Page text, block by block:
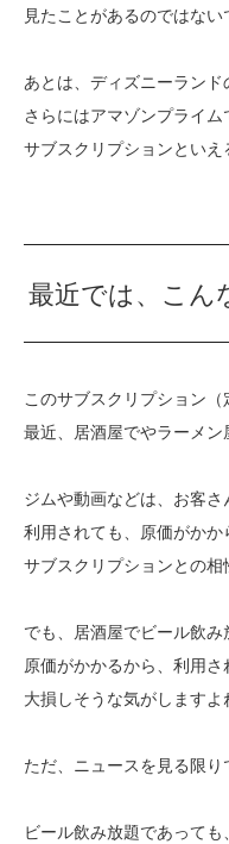
見たことがあるのではない
あとは、ディズニーランド
さらにはアマゾンプライム
サブスクリプションといえ
最近では、こん
このサブスクリプション
最近、居酒屋でやラーメン
ジムや動画などは、お客さ
利用されても、原価がかか
サブスクリプションとの相
でも、居酒屋でビール飲
原価がかかるから、利用さ
大損しそうな気がしますよ
ただ、ニュースを見る限り
ビール飲み放題であって